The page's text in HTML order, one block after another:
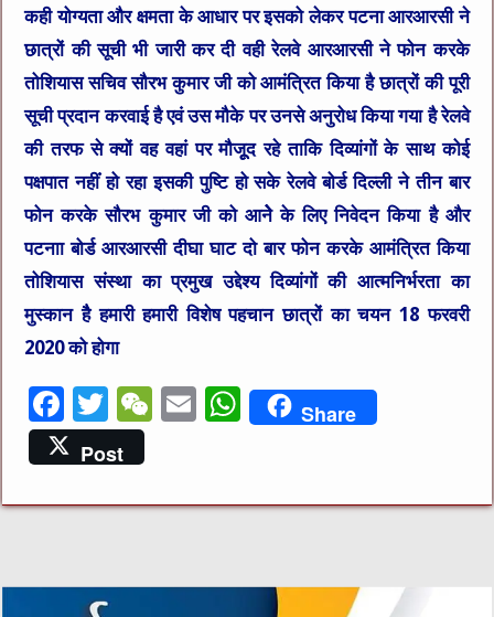
कही योग्यता और क्षमता के आधार पर इसको लेकर पटना आरआरसी ने
छात्रों की सूची भी जारी कर दी वही रेलवे आरआरसी ने फोन करके
तोशियास सचिव सौरभ कुमार जी को आमंत्रित किया है छात्रों की पूरी
सूची प्रदान करवाई है एवं उस मौके पर उनसे अनुरोध किया गया है रेलवे
की तरफ से क्यों वह वहां पर मौजूूद रहे ताकि दिव्यांगों के साथ कोई
पक्षपात नहींं हो रहा इसकी पुष्टि हो सके रेलवे बोर्ड दिल्ली ने तीन बार
फोन करके सौरभ कुमार जी को आनेेे के लिए निवेदन किया है और
पटनाा बोर्ड आरआरसी दीघा घाट दो बार फोन करके आमंत्रित किया
तोशियास संस्था का प्रमुख उद्देश्य दिव्यांगों की आत्मनिर्भरता का
मुस्कान हैै हमारी हमारी विशेष पहचान छात्रों का चयन 18 फरवरी
2020 को होगा
F
a
c
e
o
T
w
it
te
W
h
E
l
W
h
s
p
Share
Post